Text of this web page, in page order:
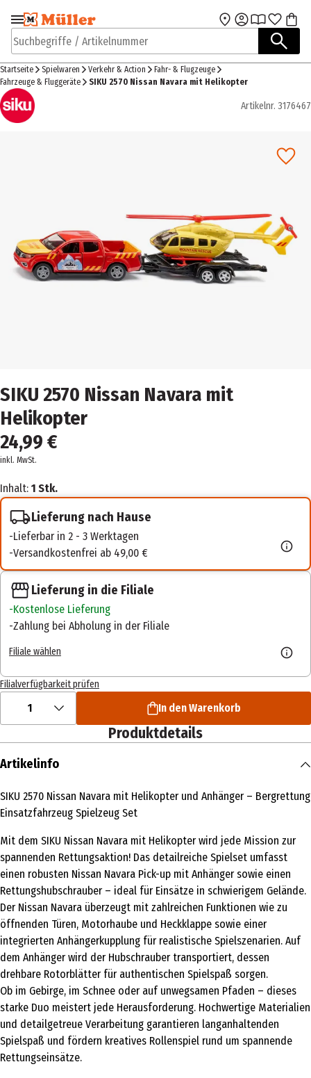
Zur Navigation
springen
Zum Hauptinhalt
Suchbegriffe / Artikelnummer
Startseite Spielwaren Verkehr & Action
Fahr- & Flugzeuge
Fahrzeuge & Fluggeräte
SIKU 2570 Nissan Navara mit Helikopter
Artikelnr. 3176467
SIKU 2570 Nissan Navara mit
Helikopter
24,99 €
inkl. MwSt.
Inhalt: 1 Stk.
Lieferung nach Hause
Lieferbar in 2 - 3 Werktagen
Versandkostenfrei ab 49,00 €
Lieferung in die Filiale
Kostenlose Lieferung
Zahlung bei Abholung in der Filiale
Filiale wählen
Filialverfügbarkeit prüfen
1 In den Warenkorb
Produktdetails
Artikelinfo
SIKU 2570 Nissan Navara mit Helikopter und Anhänger – Bergrettung
Einsatzfahrzeug Spielzeug Set
Mit dem SIKU Nissan Navara mit Helikopter wird jede Mission zur
spannenden Rettungsaktion! Das detailreiche Spielset umfasst
einen robusten Nissan Navara Pick-up mit Anhänger sowie einen
Rettungshubschrauber – ideal für Einsätze in schwierigem Gelände.
Der Nissan Navara überzeugt mit zahlreichen Funktionen wie zu
öffnenden Türen, Motorhaube und Heckklappe sowie einer
integrierten Anhängerkupplung für realistische Spielszenarien. Auf
dem Anhänger wird der Hubschrauber transportiert, dessen
drehbare Rotorblätter für authentischen Spielspaß sorgen.
Ob im Gebirge, im Schnee oder auf unwegsamen Pfaden – dieses
starke Duo meistert jede Herausforderung. Hochwertige Materialien
und detailgetreue Verarbeitung garantieren langanhaltenden
Spielspaß und fördern kreatives Rollenspiel rund um spannende
Rettungseinsätze.